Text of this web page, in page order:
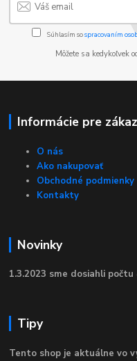
Súhlasím sospracovaním
Môžete sa
Informácie pre
O nás
Ako nakupovať
Obchodné podmienky
Kontakty
Novinky
1.3.2023 sme dosiahli
Tipy
Tento shop je aktuálne vo